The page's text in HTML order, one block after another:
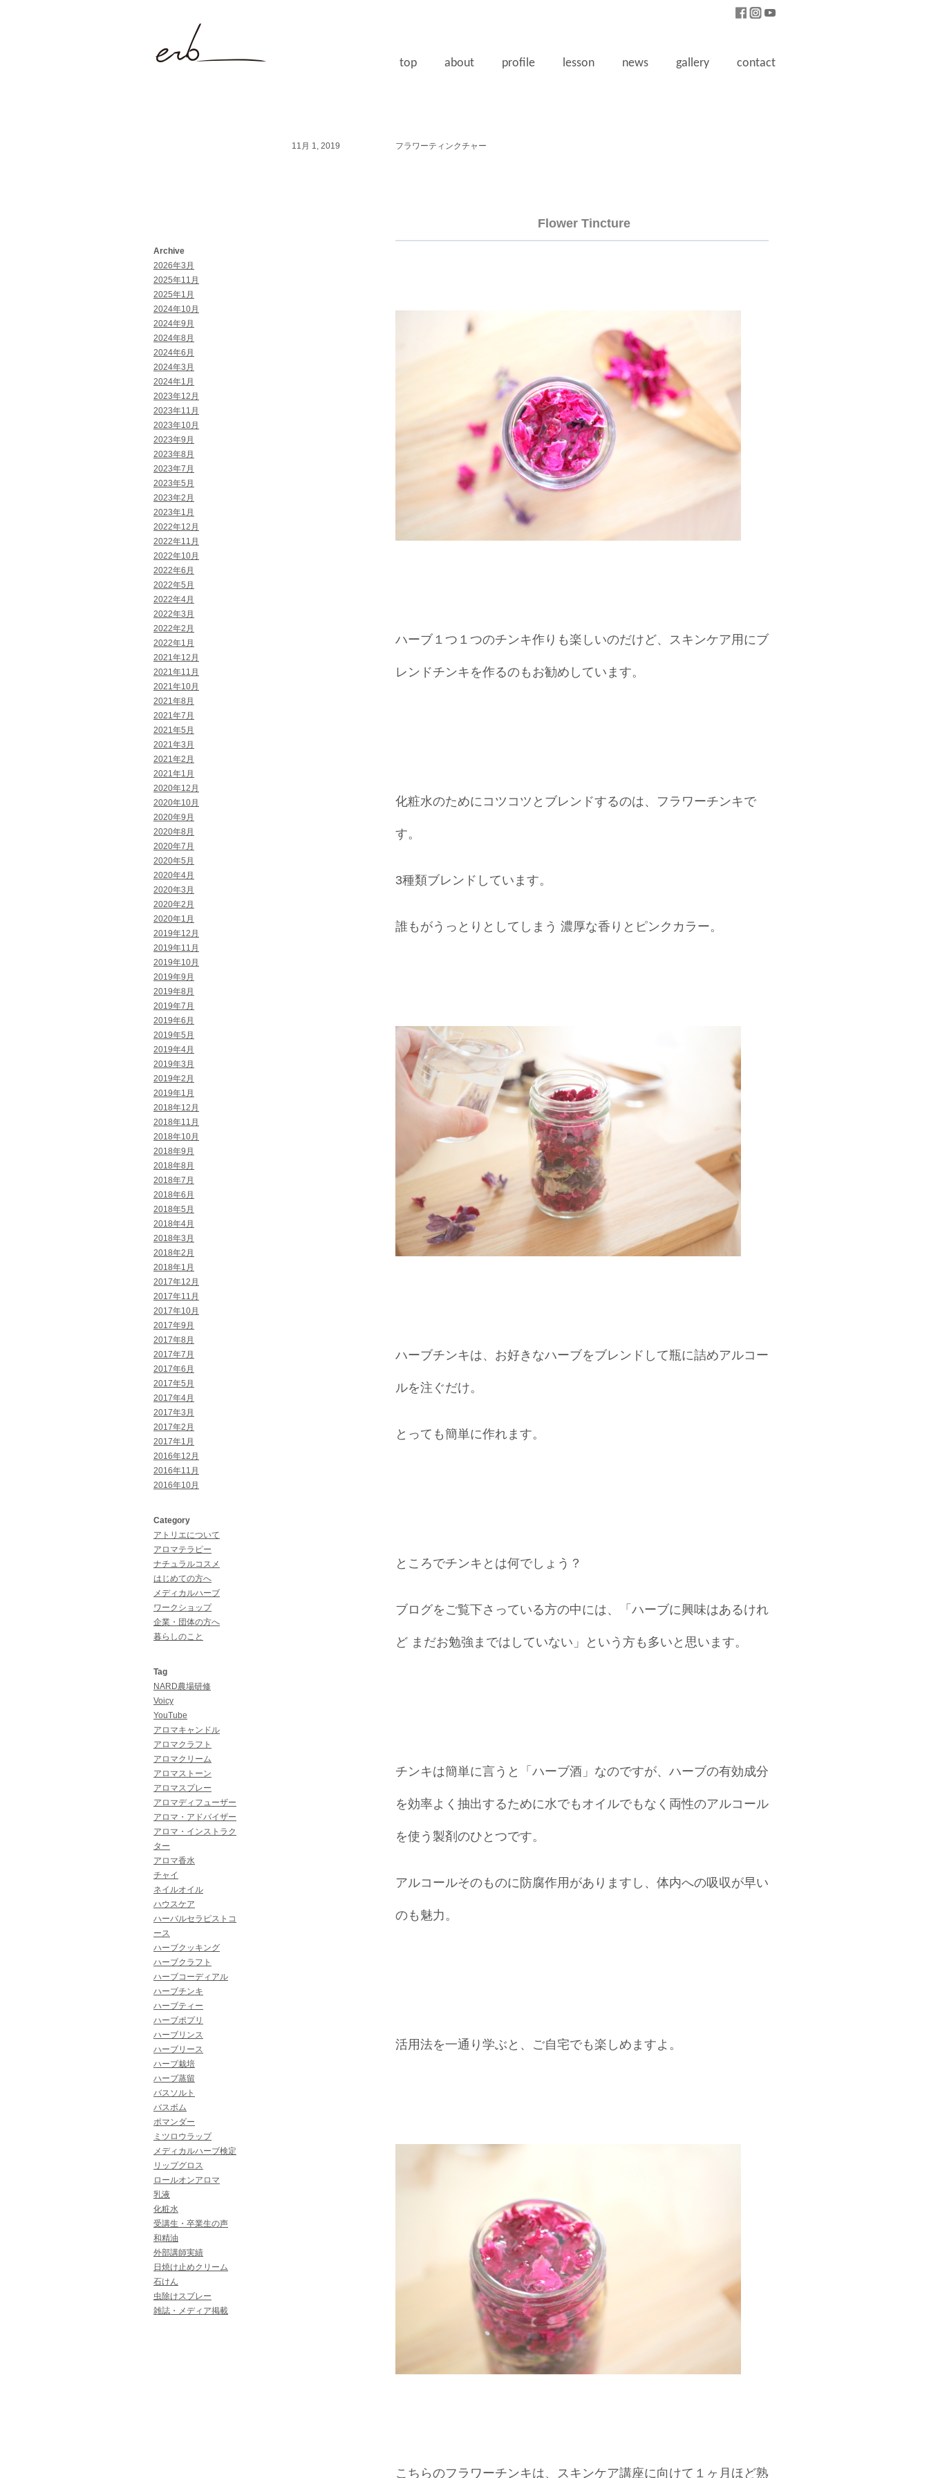
top about profile lesson news gallery contact
Archive
2026年3月
2025年11月
2025年1月
2024年10月
2024年9月
2024年8月
2024年6月
2024年3月
2024年1月
2023年12月
2023年11月
2023年10月
2023年9月
2023年8月
2023年7月
2023年5月
2023年2月
2023年1月
2022年12月
2022年11月
2022年10月
2022年6月
2022年5月
2022年4月
2022年3月
2022年2月
2022年1月
2021年12月
2021年11月
2021年10月
2021年8月
2021年7月
2021年5月
2021年3月
2021年2月
2021年1月
2020年12月
2020年10月
2020年9月
2020年8月
2020年7月
2020年5月
2020年4月
2020年3月
2020年2月
2020年1月
2019年12月
2019年11月
2019年10月
2019年9月
2019年8月
2019年7月
2019年6月
2019年5月
2019年4月
2019年3月
2019年2月
2019年1月
2018年12月
2018年11月
2018年10月
2018年9月
2018年8月
2018年7月
2018年6月
2018年5月
2018年4月
2018年3月
2018年2月
2018年1月
2017年12月
2017年11月
2017年10月
2017年9月
2017年8月
2017年7月
2017年6月
2017年5月
2017年4月
2017年3月
2017年2月
2017年1月
2016年12月
2016年11月
2016年10月
Category
アトリエについて
アロマテラピー
ナチュラルコスメ
はじめての方へ
メディカルハーブ
ワークショップ
企業・団体の方へ
暮らしのこと
Tag
NARD農場研修
Voicy
YouTube
アロマキャンドル
アロマクラフト
アロマクリーム
アロマストーン
アロマスプレー
アロマディフューザー
アロマ・アドバイザー
アロマ・インストラク
ター
アロマ香水
チャイ
ネイルオイル
ハウスケア
ハーバルセラピストコ
ース
ハーブクッキング
ハーブクラフト
ハーブコーディアル
ハーブチンキ
ハーブティー
ハーブポプリ
ハーブリンス
ハーブリース
ハーブ栽培
ハーブ蒸留
バスソルト
バスボム
ポマンダー
ミツロウラップ
メディカルハーブ検定
リップグロス
ロールオンアロマ
乳液
化粧水
受講生・卒業生の声
和精油
外部講師実績
日焼け止めクリーム
石けん
虫除けスプレー
雑誌・メディア掲載
11月 1, 2019 フラワーティンクチャー
Flower Tincture
ハーブ１つ１つのチンキ作りも楽しいのだけど、スキンケア用にブ
レンドチンキを作るのもお勧めしています。
化粧水のためにコツコツとブレンドするのは、フラワーチンキで
す。
3種類ブレンドしています。
誰もがうっとりとしてしまう 濃厚な香りとピンクカラー。
ハーブチンキは、お好きなハーブをブレンドして瓶に詰めアルコー
ルを注ぐだけ。
とっても簡単に作れます。
ところでチンキとは何でしょう？
ブログをご覧下さっている方の中には、「ハーブに興味はあるけれ
ど まだお勉強まではしていない」という方も多いと思います。
チンキは簡単に言うと「ハーブ酒」なのですが、ハーブの有効成分
を効率よく抽出するために水でもオイルでもなく両性のアルコール
を使う製剤のひとつです。
アルコールそのものに防腐作用がありますし、体内への吸収が早い
のも魅力。
活用法を一通り学ぶと、ご自宅でも楽しめますよ。
こちらのフラワーチンキは、スキンケア講座に向けて１ヶ月ほど熟